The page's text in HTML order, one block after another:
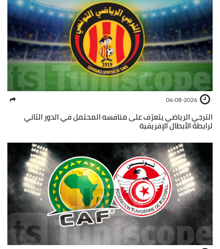
06-08-2026
الترجي الرياضي يتعرّف على منافسه المحتمل في الدور الثاني
لرابطة الأبطال الإفريقية